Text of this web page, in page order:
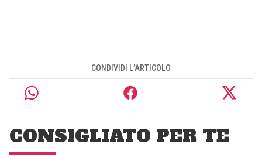
CONDIVIDI L’ARTICOLO
CONSIGLIATO PER TE